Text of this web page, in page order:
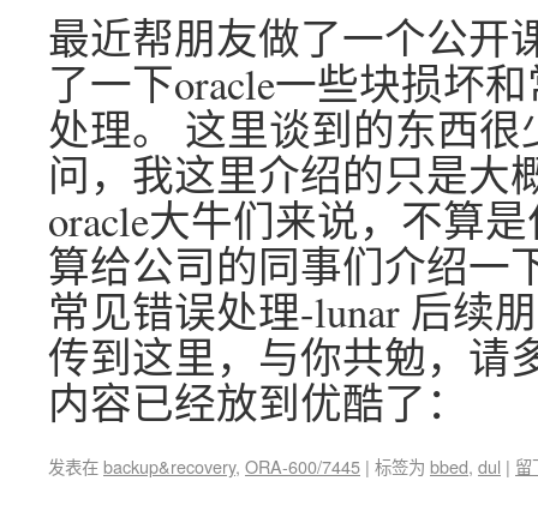
最近帮朋友做了一个公开
了一下oracle一些块损坏
处理。 这里谈到的东西
问，我这里介绍的只是大
oracle大牛们来说，不算
算给公司的同事们介绍一
常见错误处理-lunar 后续
传到这里，与你共勉，请
内容已经放到优酷了：
发表在backup&recovery, ORA-600/7445 | 标签为 bbed, dul | 留